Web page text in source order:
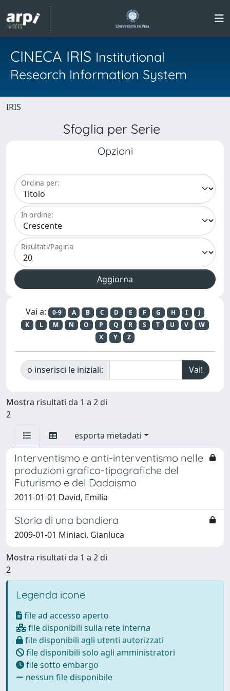
CINECA IRIS Institutional
Research Information System
IRIS
Sfoglia per Serie
Opzioni
Ordina per:
In ordine:
Risultati/Pagina
Vai a: 0-9 A B C D E F G H I
J
K
L M N O P Q R S T U V
W
X
Y Z
o inserisci le iniziali:
Mostra risultati da 1 a 2 di
2
esporta metadati
Interventismo e anti-interventismo nelle
produzioni grafico-tipografiche del
Futurismo e del Dadaismo
2011-01-01 David, Emilia
Storia di una bandiera
2009-01-01 Miniaci, Gianluca
Mostra risultati da 1 a 2 di
2
Legenda icone
file ad accesso aperto
file disponibili sulla rete interna
file disponibili agli utenti autorizzati
file disponibili solo agli amministratori
file sotto embargo
nessun file disponibile